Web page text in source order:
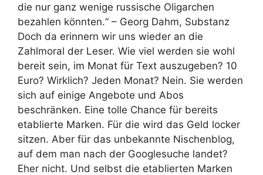
die nur ganz wenige russische Oligarchen
bezahlen könnten.“ – Georg Dahm, Substanz
Doch da erinnern wir uns wieder an die
Zahlmoral der Leser. Wie viel werden sie wohl
bereit sein, im Monat für Text auszugeben? 10
Euro? Wirklich? Jeden Monat? Nein. Sie werden
sich auf einige Angebote und Abos
beschränken. Eine tolle Chance für bereits
etablierte Marken. Für die wird das Geld locker
sitzen. Aber für das unbekannte Nischenblog,
auf dem man nach der Googlesuche landet?
Eher nicht. Und selbst die etablierten Marken